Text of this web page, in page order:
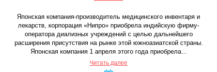
Японская компания-производитель медицинского инвентаря и
лекарств, корпорация «Нипро» приобрела индийскую фирму-
оператора диализных учреждений с целью дальнейшего
расширения присутствия на рынке этой южноазиатской страны.
Японская компания 1 апреля этого года приобрела...
Читать далее